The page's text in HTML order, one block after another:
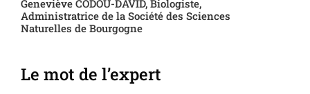
Geneviève CODOU-DAVID, Biologiste,
Administratrice de la Société des Sciences
Naturelles de Bourgogne
Le mot de l’expert